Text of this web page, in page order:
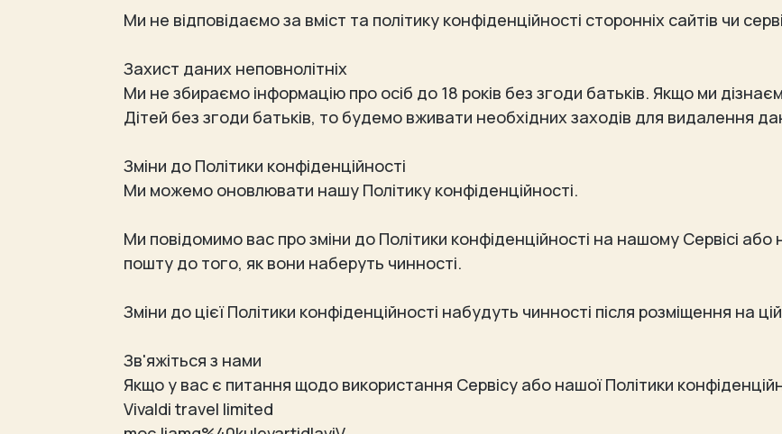
Ми не відповідаємо за вміст та політику конфіденційності сторонніх сайтів чи
Захист даних неповнолітніх
Ми не збираємо інформацію про осіб до 18 років без згоди батьків. Якщо ми
Дітей без згоди батьків, то будемо вживати необхідних заходів для видалення
Зміни до Політики конфіденційності
Ми можемо оновлювати нашу Політику конфіденційності.
Ми повідомимо вас про зміни до Політики конфіденційності на нашому Сервісі
пошту до того, як вони наберуть чинності.
Зміни до цієї Політики конфіденційності набудуть чинності після розміщення на
Зв'яжіться з нами
Якщо у вас є питання щодо використання Сервісу або нашої Політики
Vivaldi travel limited